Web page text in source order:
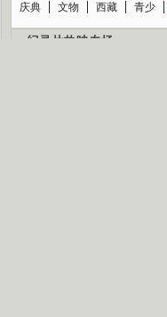
庆典
文物 西藏 青少
纪录片热映专场